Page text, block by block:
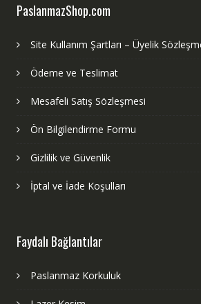
PaslanmazShop.com
Site Kullanım Şartları – Üyelik
Ödeme ve Teslimat
Mesafeli Satış Sözleşmesi
Ön Bilgilendirme Formu
Gizlilik ve Güvenlik
İptal ve İade Koşulları
Faydalı Bağlantılar
Paslanmaz Korkuluk